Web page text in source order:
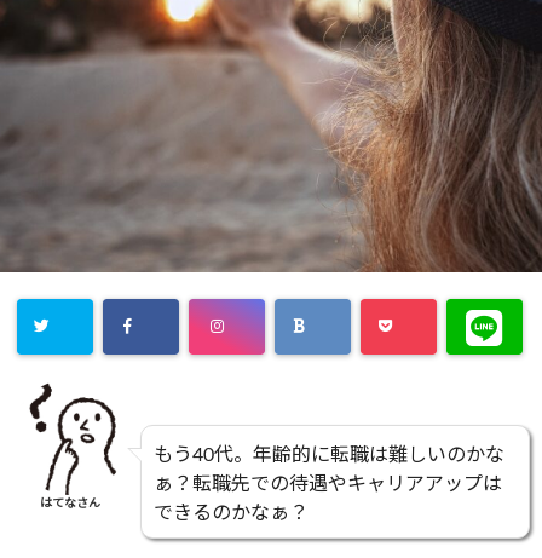
はてなさん
もう40代。年齢的に転職は難しいのかな
ぁ？転職先での待遇やキャリアアップは
できるのかなぁ？